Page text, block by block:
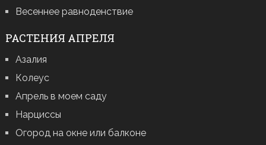
Весеннее равноденствие
РАСТЕНИЯ АПРЕЛЯ
Азалия
Колеус
Апрель в моем саду
Нарциссы
Огород на окне или балконе